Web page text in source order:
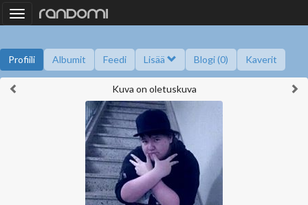
Toggle
navigation
Profiili Albumit Feedi Lisää Blogi (0) Kaverit
Kysy minulta Kaverikirja Gallupit Saavutukset
Kuva on oletuskuva